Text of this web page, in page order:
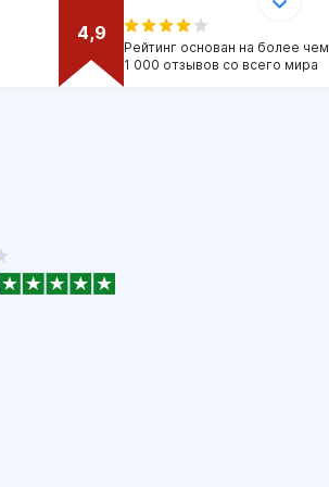
4,9
Рейтинг основан на более чем
1 000 отзывов со всего мира